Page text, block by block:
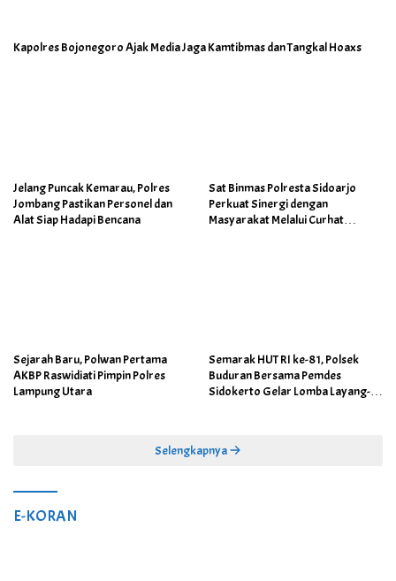
Kapolres Bojonegoro Ajak Media Jaga Kamtibmas dan Tangkal Hoaxs
Jelang Puncak Kemarau, Polres
Jombang Pastikan Personel dan
Alat Siap Hadapi Bencana
Sat Binmas Polresta Sidoarjo
Perkuat Sinergi dengan
Masyarakat Melalui Curhat
Sejarah Baru, Polwan Pertama
AKBP Raswidiati Pimpin Polres
Lampung Utara
Semarak HUT RI ke-81, Polsek
Buduran Bersama Pemdes
Sidokerto Gelar Lomba Layang-
Selengkapnya
E-KORAN